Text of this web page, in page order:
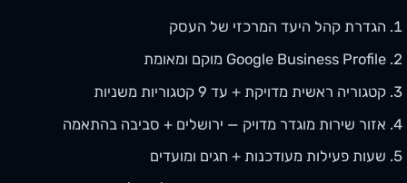
הגדרת קהל היעד המרכזי של העסק
Google Business Profile מוקם ומאומת
קטגוריה ראשית מדויקת + עד 9 קטגוריות משניות
אזור שירות מוגדר מדויק — ירושלים + סביבה בהתאמה
שעות פעילות מעודכנות + חגים ומועדים